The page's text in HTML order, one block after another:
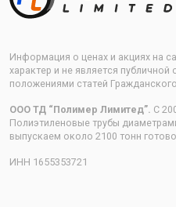
Информация о ценах и акциях на
характер и не является
положениями статей
ООО ТД “Полимер Лимитед”. С
Полиэтиленовые трубы
выпускаем около 2100 тонн
ИНН 1655353721